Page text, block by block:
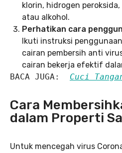
klorin, hidrogen
atau alkohol.
Perhatikan cara
Ikuti instruksi
cairan pembersih anti
cairan bekerja efektif
BACA JUGA: Cuci
Cara
dalam Properti
Untuk mencegah virus